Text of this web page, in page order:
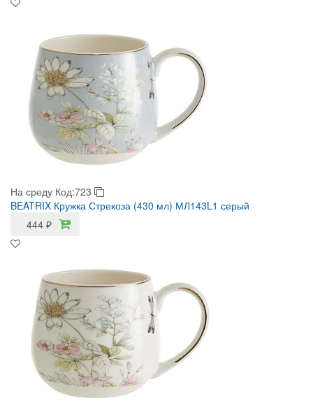
На среду Код:723
BEATRIX Кружка Стрекоза (430 мл) МЛ143L1 серый
444 ₽